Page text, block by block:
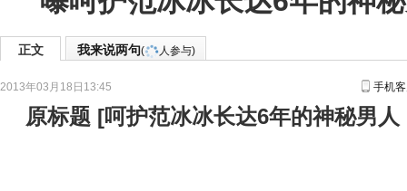
正文 我来说两句( 人参与)
2013年03月18日13:45 手机
原标题 [呵护范冰冰长达6年的神秘男人